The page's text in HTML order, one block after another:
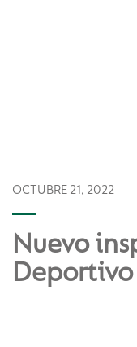
OCTUBRE 21, 2022
Nuevo
Deportivo